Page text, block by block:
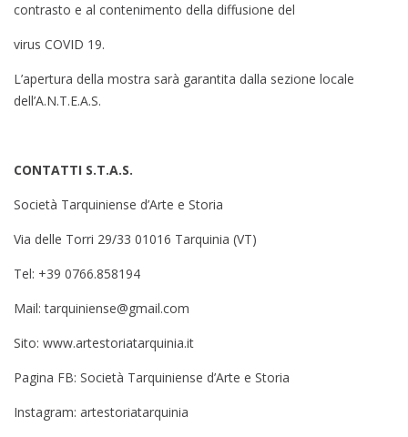
contrasto e al contenimento della diffusione del
virus COVID 19.
L’apertura della mostra sarà garantita dalla sezione locale
dell’A.N.T.E.A.S.
CONTATTI S.T.A.S.
Società Tarquiniense d’Arte e Storia
Via delle Torri 29/33 01016 Tarquinia (VT)
Tel: +39 0766.858194
Mail:tarquiniense@gmail.com
Sito: www.artestoriatarquinia.it
Pagina FB: Società Tarquiniense d’Arte e Storia
Instagram: artestoriatarquinia